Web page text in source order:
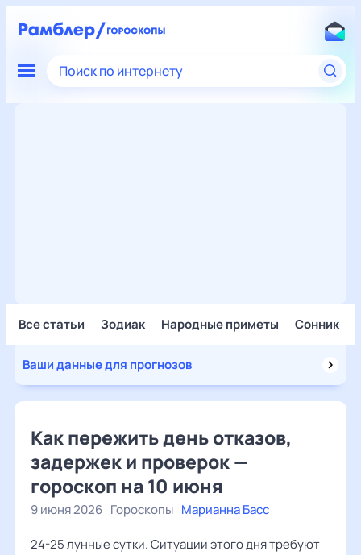
Поиск по интернету
Все статьи Зодиак Народные приметы Сонник
Ваши данные для прогнозов
Как пережить день отказов,
задержек и проверок —
гороскоп на 10 июня
9 июня 2026 Гороскопы Марианна Басс
24-25 лунные сутки. Ситуации этого дня требуют